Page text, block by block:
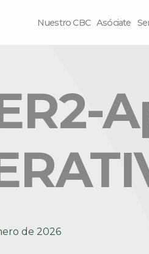
Nuestro CBC Asóciate
de 2026